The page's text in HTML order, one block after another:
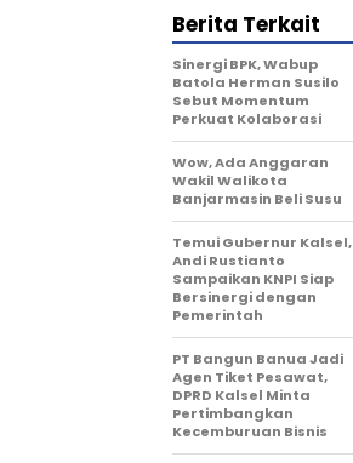
Berita Terkait
Sinergi BPK, Wabup
Batola Herman Susilo
Sebut Momentum
Perkuat Kolaborasi
Wow, Ada Anggaran
Wakil Walikota
Banjarmasin Beli Susu
Temui Gubernur Kalsel,
Andi Rustianto
Sampaikan KNPI Siap
Bersinergi dengan
Pemerintah
PT Bangun Banua Jadi
Agen Tiket Pesawat,
DPRD Kalsel Minta
Pertimbangkan
Kecemburuan Bisnis